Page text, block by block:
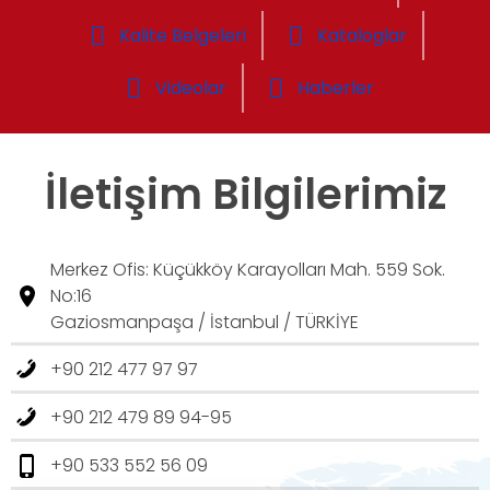
Kalite Belgeleri Kataloglar
Videolar Haberler
İletişim Bilgilerimiz
Merkez Ofis: Küçükköy Karayolları Mah. 559 Sok.
No:16
Gaziosmanpaşa / İstanbul / TÜRKİYE
+90 212 477 97 97
+90 212 479 89 94-95
+90 533 552 56 09